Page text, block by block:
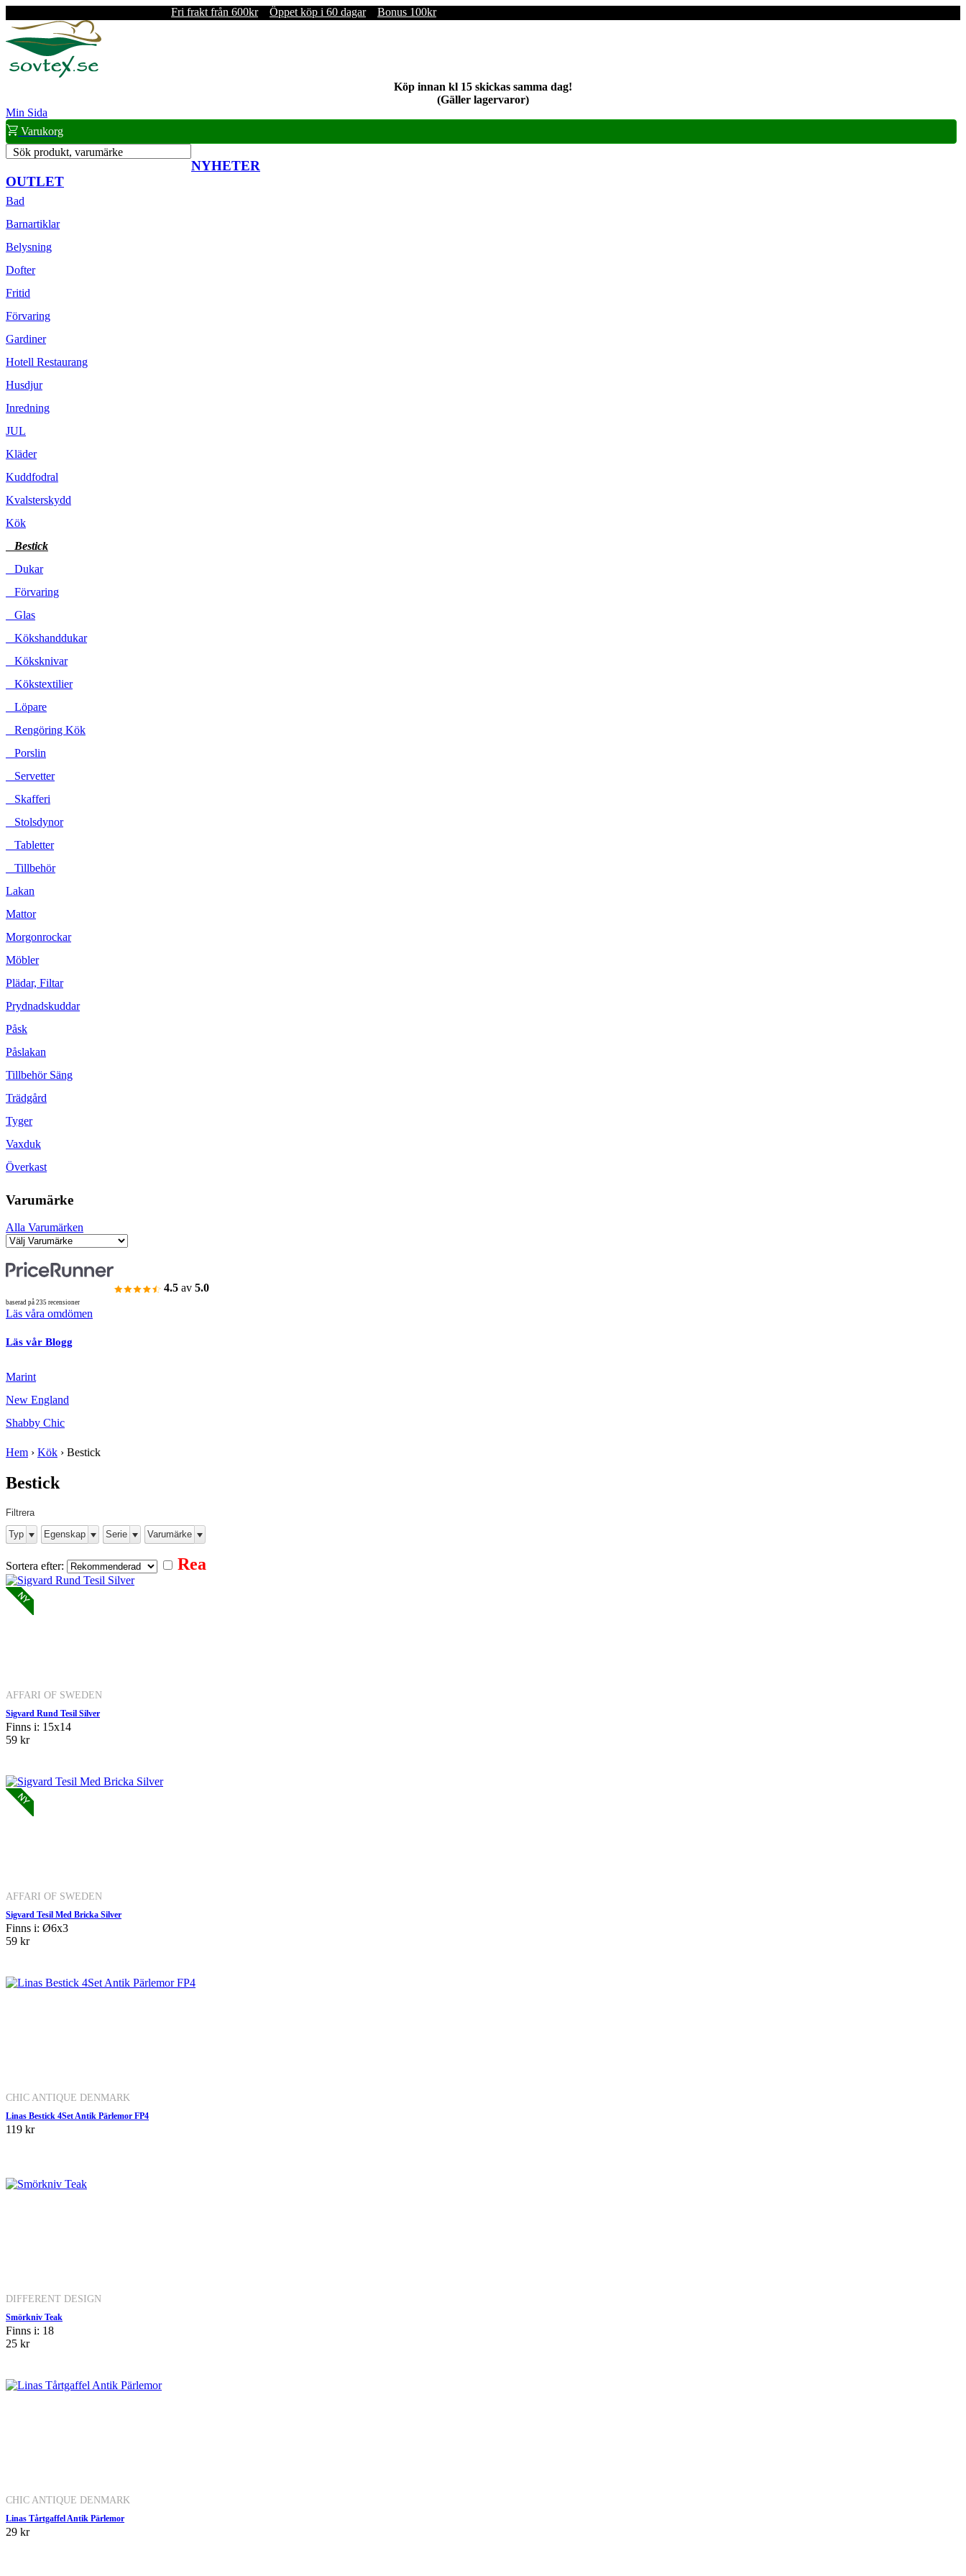
Fri frakt från 600kr Öppet köp i 60 dagar Bonus 100kr
Köp innan kl 15 skickas samma dag!
(Gäller lagervaror)
Min Sida
Varukorg
Sök produkt, varumärke
NYHETER
OUTLET
Bad
Barnartiklar
Belysning
Dofter
Fritid
Förvaring
Gardiner
Hotell Restaurang
Husdjur
Inredning
JUL
Kläder
Kuddfodral
Kvalsterskydd
Kök
Bestick
Dukar
Förvaring
Glas
Kökshanddukar
Köksknivar
Kökstextilier
Löpare
Rengöring Kök
Porslin
Servetter
Skafferi
Stolsdynor
Tabletter
Tillbehör
Lakan
Mattor
Morgonrockar
Möbler
Plädar, Filtar
Prydnadskuddar
Påsk
Påslakan
Tillbehör Säng
Trädgård
Tyger
Vaxduk
Överkast
Varumärke
Alla Varumärken
4.5 av 5.0
baserad på 235 recensioner
Läs våra omdömen
Läs vår Blogg
Marint
New England
Shabby Chic
Hem › Kök › Bestick
Bestick
Filtrera
Typ
Egenskap Serie Varumärke
Sortera efter: Rea
AFFARI OF SWEDEN
Sigvard Rund Tesil Silver
Finns i: 15x14
59 kr
AFFARI OF SWEDEN
Sigvard Tesil Med Bricka Silver
Finns i: Ø6x3
59 kr
CHIC ANTIQUE DENMARK
Linas Bestick 4Set Antik Pärlemor FP4
119 kr
DIFFERENT DESIGN
Smörkniv Teak
Finns i: 18
25 kr
CHIC ANTIQUE DENMARK
Linas Tårtgaffel Antik Pärlemor
29 kr